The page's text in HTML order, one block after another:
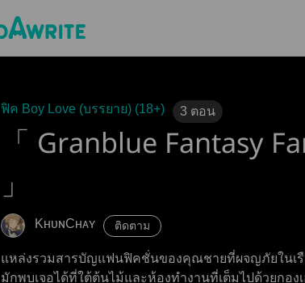
ฟิค Boy Love (บรรยาย) (18+) 3 ตอน
「 Granblue Fantasy
」
KʜᴜɴCʜᴀʏ ติดตาม
แหล่งรวมสารบัญแฟนฟิคชั่นของคุณชายที่ผจญภัยในเรื
มักพบเจอได้ที่ใต้ต้นไม้และห้องทำงานที่เต็มไปด้วยกอง